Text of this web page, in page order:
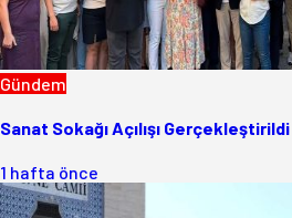
Gündem
Sanat Sokağı Açılışı Gerçekleştirildi
1 hafta önce